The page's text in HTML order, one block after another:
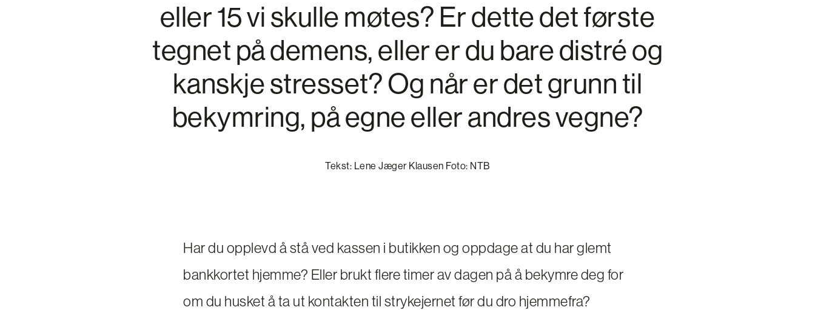
eller 15 vi skulle møtes? Er dette det første
tegnet på demens, eller er du bare distré og
kanskje stresset? Og når er det grunn til
bekymring, på egne eller andres vegne?
Tekst: Lene Jæger Klausen Foto: NTB
Har du opplevd å stå ved kassen i butikken og oppdage at du har glemt
bankkortet hjemme? Eller brukt flere timer av dagen på å bekymre deg for
om du husket å ta ut kontakten til strykejernet før du dro hjemmefra?